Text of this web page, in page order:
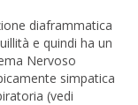
diaframmatica
e quindi ha un
Nervoso
simpatica
(vedi